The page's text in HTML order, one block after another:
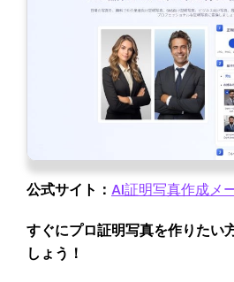
公式サイト： AI証明写真作成メ
すぐにプロ証明写真を作りたい
しょう！